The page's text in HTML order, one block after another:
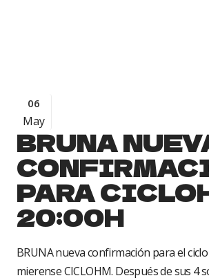
06
May
BRUNA
PARA
20:00H
BRUNA nueva confirmación para el
mierense CICLOHM. Después de sus 4